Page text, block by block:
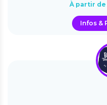
À partir
Infos &